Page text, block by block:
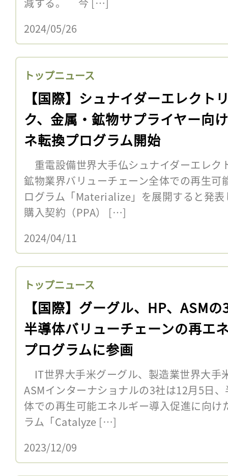
2024/05/26
トップニュース
【国際】シュナイダーエレクト
ク、金属・鉱物サプライヤー向
ネ転換プログラム開始
重電設備世界大手仏シュナイダーエレク
鉱物業界バリューチェーン全体での再生可
ログラム「Materialize」を展開すると発
購入契約（PPA） […]
2024/04/11
トップニュース
【国際】グーグル、HP、ASM
半導体バリューチェーンの再エ
プログラムに参画
IT世界大手米グーグル、製造業世界大手
ASMインターナショナルの3社は12月5日
体での再生可能エネルギー導入促進に向
ラム「Catalyze […]
2023/12/09